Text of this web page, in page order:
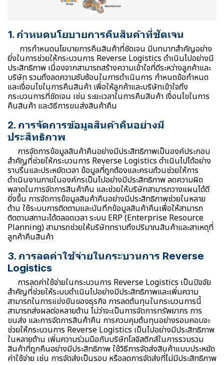
1. กำหนดนโยบายการคืนสินค้าที่ชัดเจน
การกำหนดนโยบายการคืนสินค้าที่ชัดเจน มีบทบาทสำคัญอย่าง
ยิ่งในการช่วยให้กระบวนการ Reverse Logistics ดำเนินไปอย่างมี
ประสิทธิภาพ เนื่องจากสามารถสร้างความเข้าใจที่ดีระหว่างลูกค้าและ
บริษัท รวมถึงลดความซับซ้อนในการดำเนินการ กำหนดข้อกำหนด
และเงื่อนไขในการคืนสินค้า เพื่อให้ลูกค้าและบริษัทเข้าใจถึง
กระบวนการที่ชัดเจน เช่น ระยะเวลาในการคืนสินค้า เงื่อนไขในการ
คืนสินค้า และวิธีการขนส่งสินค้าคืน
2. การจัดการข้อมูลสินค้าคืนอย่างมี
ประสิทธิภาพ
การจัดการข้อมูลสินค้าคืนอย่างมีประสิทธิภาพเป็นองค์ประกอบ
สำคัญที่ช่วยให้กระบวนการ Reverse Logistics ดำเนินไปได้อย่าง
ราบรื่นและประหยัดเวลา ข้อมูลที่ถูกต้องและครบถ้วนช่วยให้การ
ดำเนินงานภายในองค์กรเป็นไปอย่างมีประสิทธิภาพ ลดความผิด
พลาดในการจัดการสินค้าคืน และช่วยให้บริษัทสามารถวางแผนได้ดี
ยิ่งขึ้น การจัดการข้อมูลสินค้าคืนอย่างมีประสิทธิภาพช่วยในหลาย
ด้าน ใช้ระบบการติดตามและบันทึกข้อมูลสินค้าคืนเพื่อให้สามารถ
ติดตามสถานะได้ตลอดเวลา ระบบ ERP (Enterprise Resource
Planning) สามารถช่วยให้บริษัททราบถึงปริมาณสินค้าและสาเหตุที่
ลูกค้าคืนสินค้า
3. การลดค่าใช้จ่ายในกระบวนการ Reverse
Logistics
การลดค่าใช้จ่ายในกระบวนการ Reverse Logistics เป็นปัจจัย
สำคัญที่ช่วยให้ระบบดำเนินไปอย่างมีประสิทธิภาพและเพิ่มความ
สามารถในการแข่งขันของธุรกิจ การลดต้นทุนในกระบวนการนี้
สามารถส่งผลต่อหลายด้าน ไม่ว่าจะเป็นการจัดการทรัพยากร การ
ขนส่ง และการจัดการสินค้าคืน การควบคุมต้นทุนอย่างรอบคอบจะ
ช่วยให้กระบวนการ Reverse Logistics เป็นไปอย่างมีประสิทธิภาพ
ในหลายด้าน เพิ่มความร่วมมือกับบริษัทโลจิสติกส์ในการรวบรวม
สินค้าที่ถูกคืนอย่างมีประสิทธิภาพ ใช้วิธีการจัดส่งสินค้าแบบประหยัด
ค่าใช้จ่าย เช่น การจัดส่งเป็นรอบ หรือลดการจัดส่งที่ไม่มีประสิทธิภาพ